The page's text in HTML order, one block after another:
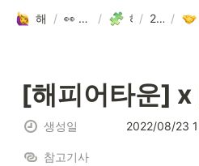
해피어타운 입주민 되고 싶은 사람?!/ 👀 해피어타운 NFT에 대한 모든 것! / 해피어타운 로드맵
/ 2022.3Q-4Q /
[해피어타운]
생성일 2022/08/23
참고기사